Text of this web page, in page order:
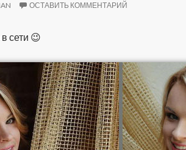
ОСТАВИТЬ КОММЕНТАРИЙ
сети 😉